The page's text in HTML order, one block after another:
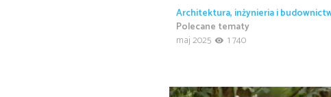
Architektura, inżynieria i
Polecane tematy
maj 2025
1 740